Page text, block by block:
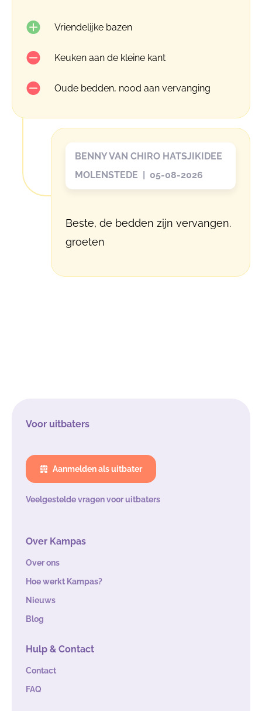
Vriendelijke bazen
Keuken aan de kleine kant
Oude bedden, nood aan vervanging
BENNY VAN CHIRO HATSJIKIDEE
MOLENSTEDE | 05-08-2026
Beste, de bedden zijn vervangen.
groeten
Voor uitbaters
Aanmelden als uitbater
Veelgestelde vragen voor uitbaters
Over Kampas
Over ons
Hoe werkt Kampas?
Nieuws
Blog
Hulp & Contact
Contact
FAQ